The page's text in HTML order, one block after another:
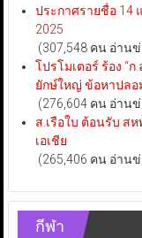
ประกาศรายชื่อ 14
2025
(307,548 คน อ่าน
โปรโมเตอร์ ร้อง “
ยักษ์ใหญ่ ข้อหาปลอ
(276,604 คน อ่าน
ส.เรือใบ ต้อนรับ ส
เอเชีย
(265,406 คน อ่าน
กีฬา